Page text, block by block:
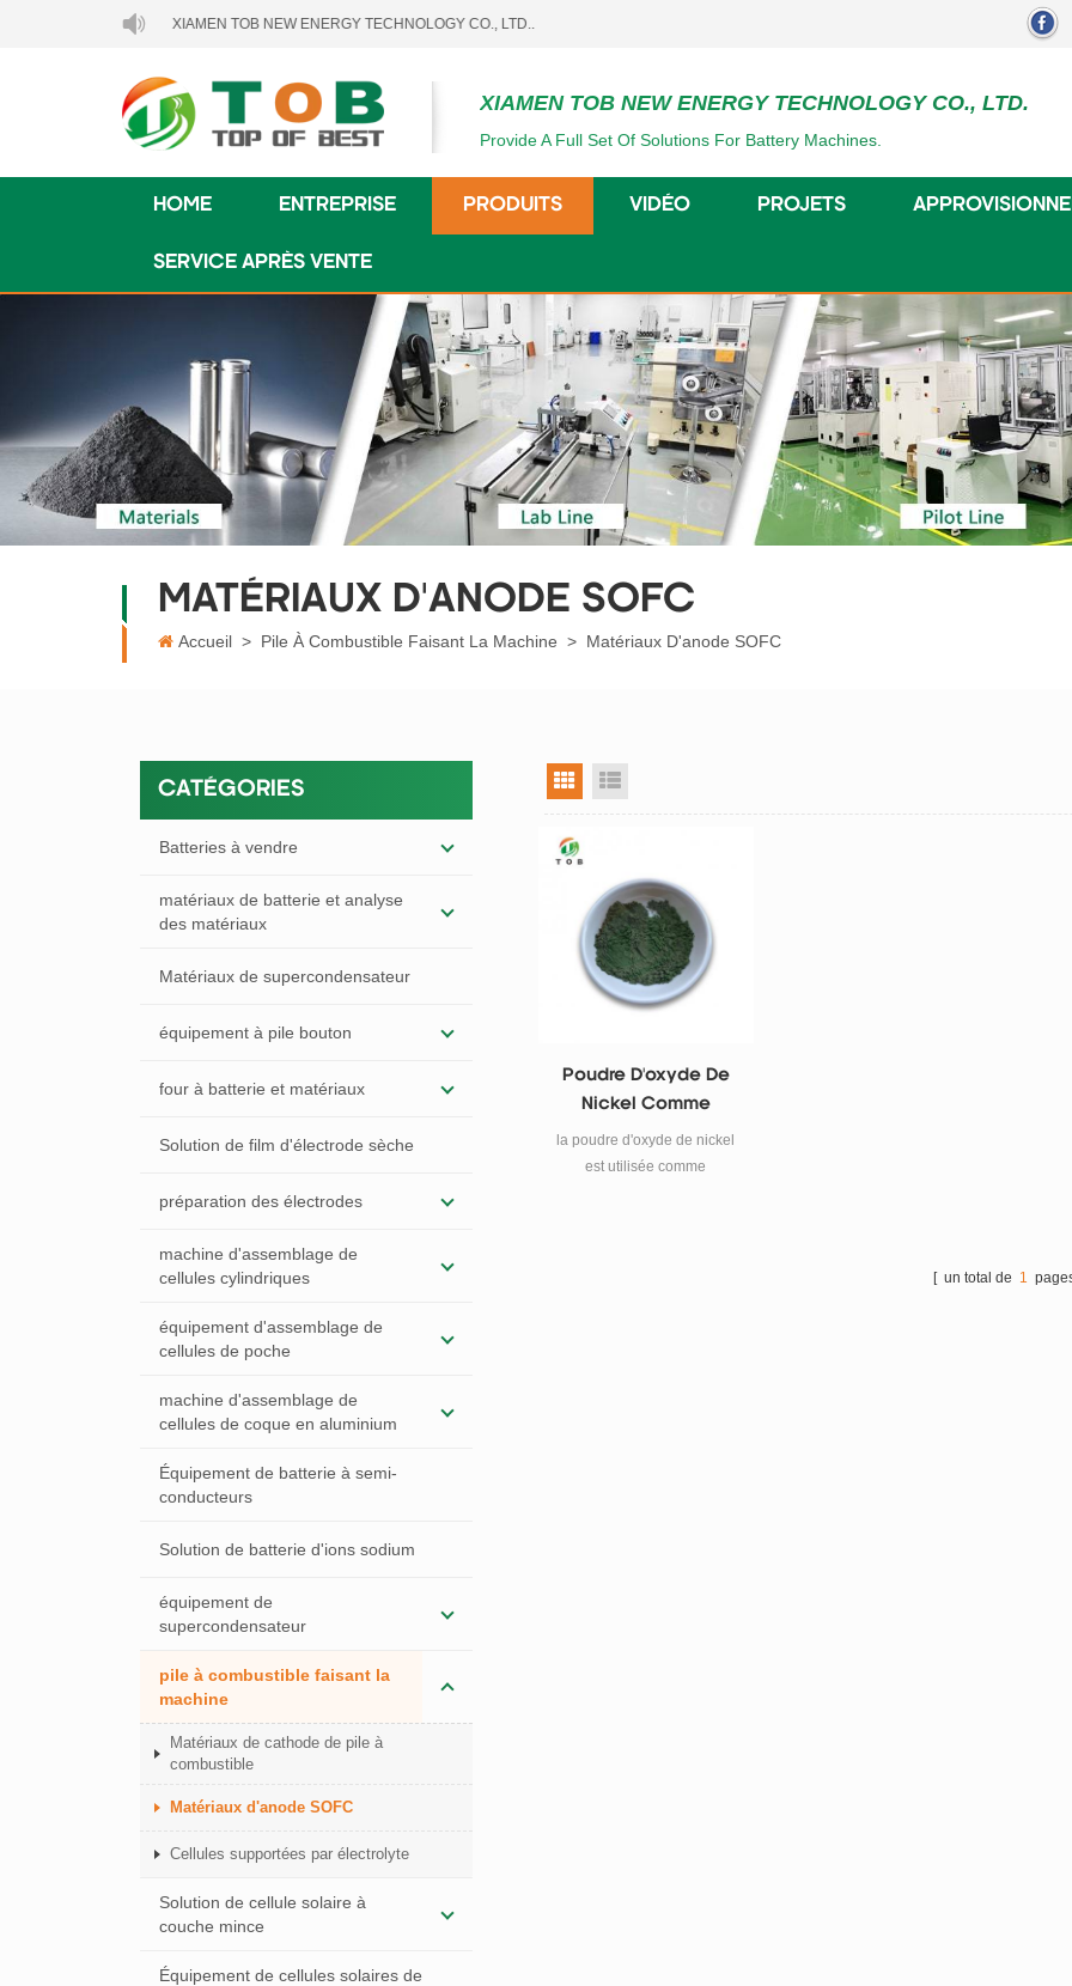
À XIAMEN TOB NEW ENERGY TECHNOLOGY CO., LTD..
XIAMEN TOB NEW ENERGY TECHNOLOGY CO., LTD.
Provide A Full Set Of Solutions For Battery Machines.
HOME ENTREPRISE PRODUITS VIDÉO PROJETS
SERVICE APRÈS VENTE
MATÉRIAUX D'ANODE SOFC
Accueil > Pile À Combustible Faisant La Machine > Matériaux D'anode SOFC
CATÉGORIES
Batteries à vendre
matériaux de batterie et analyse
des matériaux
Matériaux de supercondensateur
équipement à pile bouton
four à batterie et matériaux
Solution de film d'électrode sèche
préparation des électrodes
machine d'assemblage de
cellules cylindriques
équipement d'assemblage de
cellules de poche
machine d'assemblage de
cellules de coque en aluminium
Équipement de batterie à semi-
conducteurs
Solution de batterie d'ions sodium
équipement de
supercondensateur
pile à combustible faisant la
machine
Matériaux de cathode de pile à
combustible
Matériaux d'anode SOFC
Cellules supportées par électrolyte
Solution de cellule solaire à
couche mince
Équipement de cellules solaires de
vue grille
Poudre D'oxyde De
Nickel Comme
Matériau D'anode
SOFC
la poudre d'oxyde de nickel
est utilisée comme
[ un total de 1